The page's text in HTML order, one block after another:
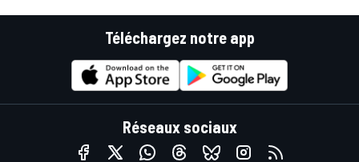
Téléchargez notre app
Réseaux sociaux